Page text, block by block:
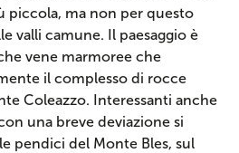
piccola, ma non per questo
valli camune. Il paesaggio è
vene marmoree che
il complesso di rocce
Coleazzo. Interessanti anche
una breve deviazione si
pendici del Monte Bles, sul